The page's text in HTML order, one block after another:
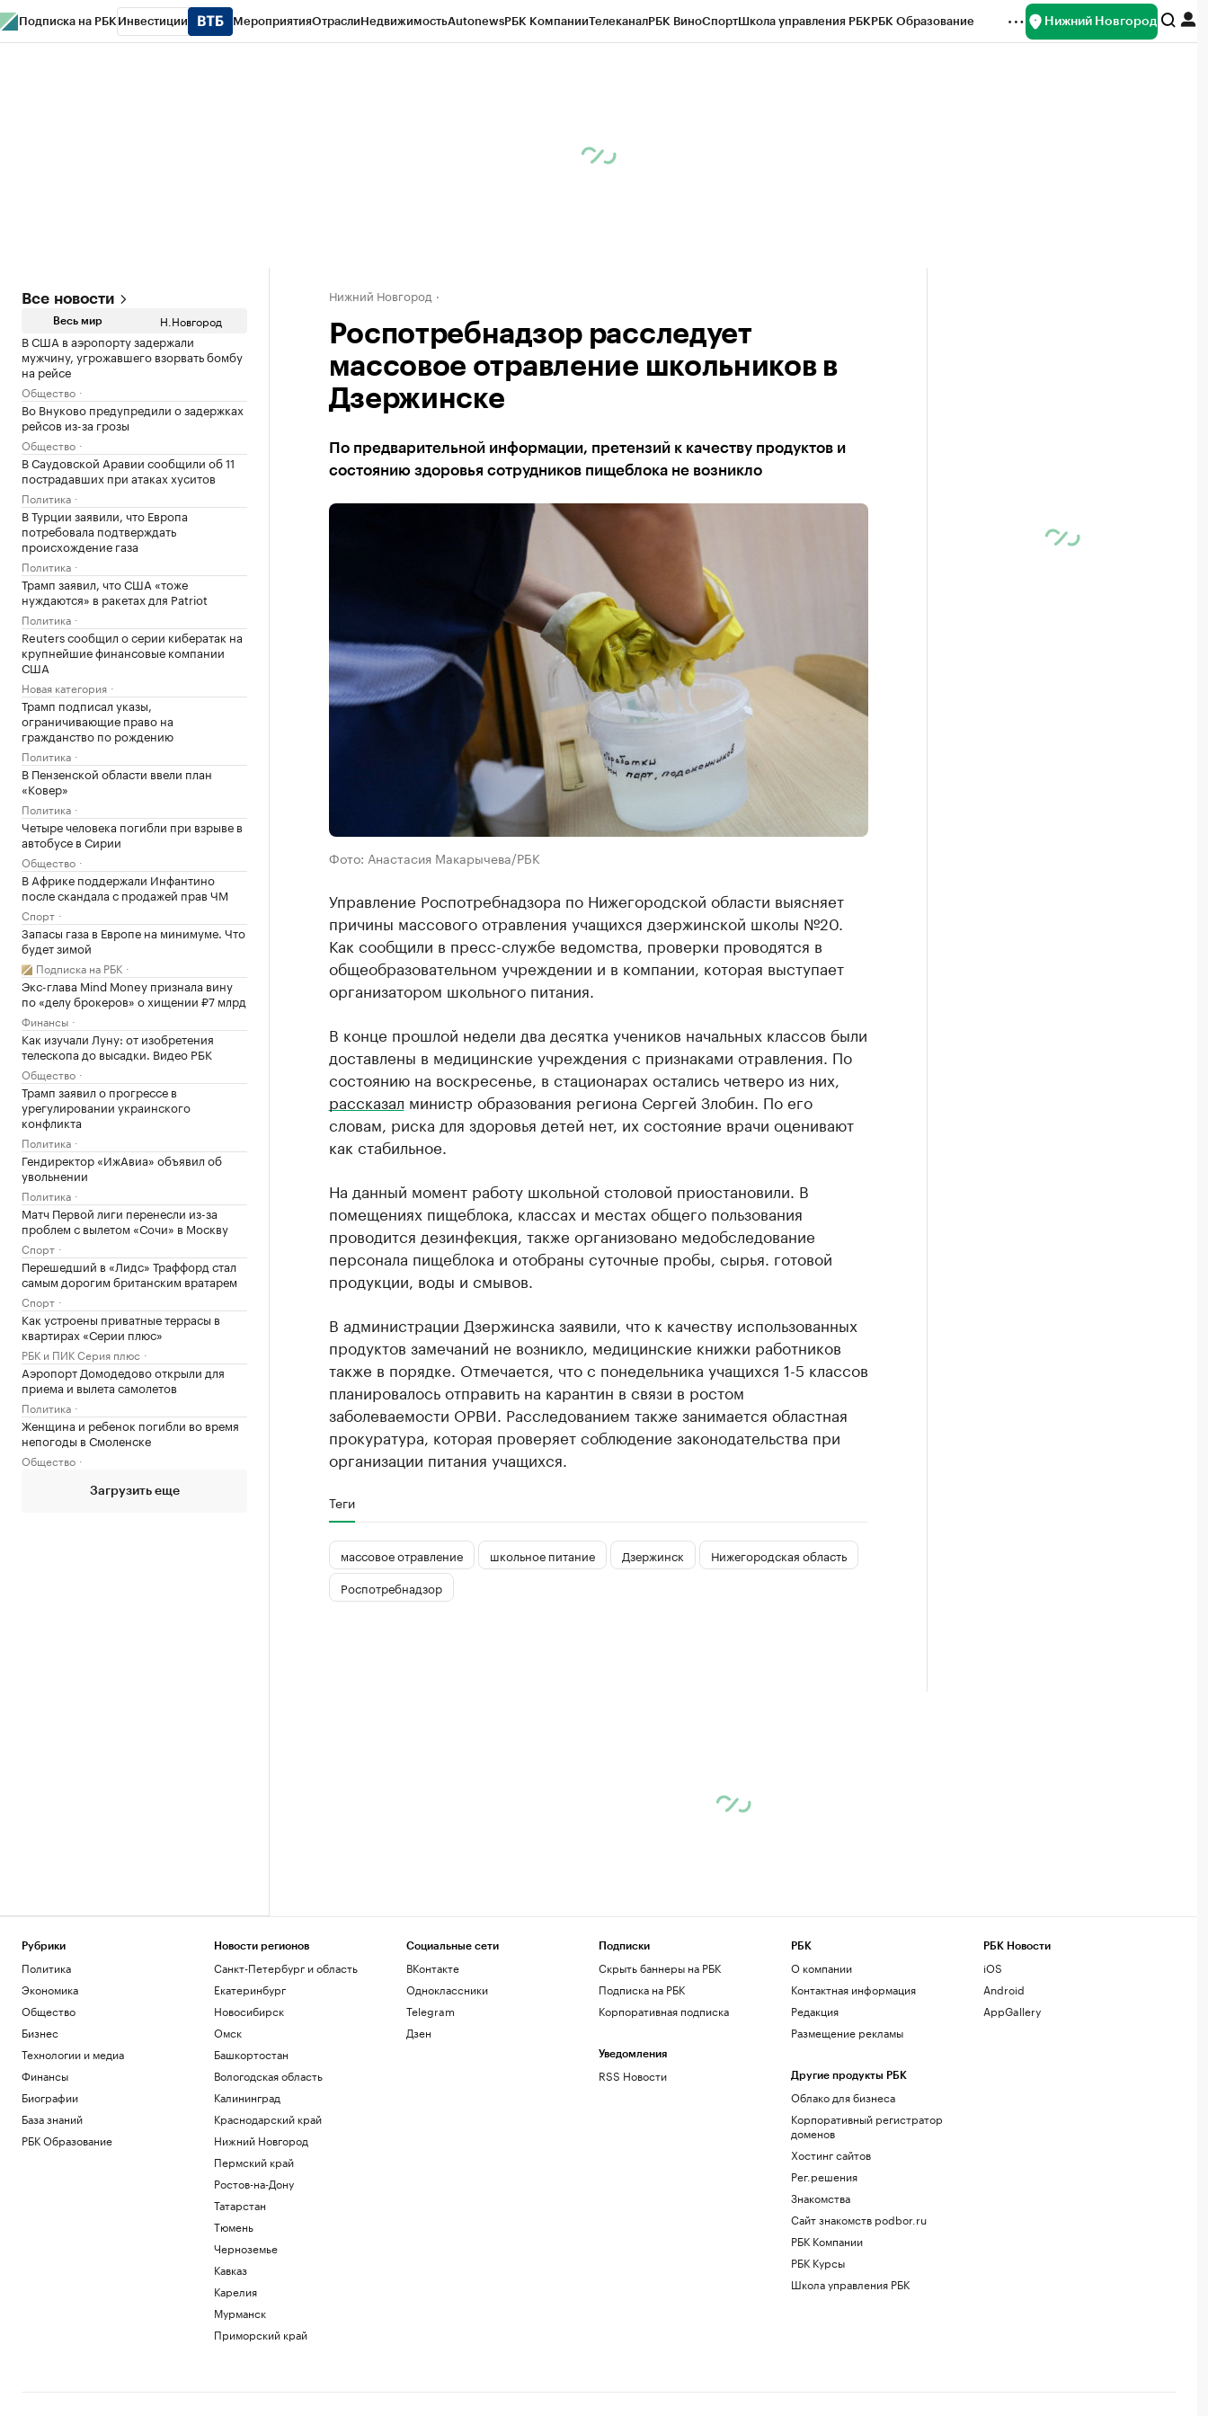
Подписка на РБК Инвестиции МероприятияОтраслиНедвижимостьAutonewsРБК КомпанииТелеканалРБК ВиноСпортШкола управления РБКРБК Образование Нижний Новгород
Все новости
Весь мир Н.Новгород
В США в аэропорту задержали
мужчину, угрожавшего взорвать бомбу
на рейсе
Общество
Во Внуково предупредили о задержках
рейсов из-за грозы
Общество
В Саудовской Аравии сообщили об 11
пострадавших при атаках хуситов
Политика
В Турции заявили, что Европа
потребовала подтверждать
происхождение газа
Политика
Трамп заявил, что США «тоже
нуждаются» в ракетах для Patriot
Политика
Reuters сообщил о серии кибератак на
крупнейшие финансовые компании
США
Новая категория
Трамп подписал указы,
ограничивающие право на
гражданство по рождению
Политика
В Пензенской области ввели план
«Ковер»
Политика
Четыре человека погибли при взрыве в
автобусе в Сирии
Общество
В Африке поддержали Инфантино
после скандала с продажей прав ЧМ
Спорт
Запасы газа в Европе на минимуме. Что
будет зимой
Подписка на РБК
Экс-глава Mind Money признала вину
по «делу брокеров» о хищении ₽7 млрд
Финансы
Как изучали Луну: от изобретения
телескопа до высадки. Видео РБК
Общество
Трамп заявил о прогрессе в
урегулировании украинского
конфликта
Политика
Гендиректор «ИжАвиа» объявил об
увольнении
Политика
Матч Первой лиги перенесли из-за
проблем с вылетом «Сочи» в Москву
Спорт
Перешедший в «Лидс» Траффорд стал
самым дорогим британским вратарем
Спорт
Как устроены приватные террасы в
квартирах «Серии плюс»
РБК и ПИК Серия плюс
Аэропорт Домодедово открыли для
приема и вылета самолетов
Политика
Женщина и ребенок погибли во время
непогоды в Смоленске
Общество
Загрузить еще
Нижний Новгород
Роспотребнадзор расследует
массовое отравление школьников в
Дзержинске
По предварительной информации, претензий к качеству продуктов и
состоянию здоровья сотрудников пищеблока не возникло
Фото: Анастасия Макарычева/РБК
Управление Роспотребнадзора по Нижегородской области выясняет
причины массового отравления учащихся дзержинской школы №20.
Как сообщили в пресс-службе ведомства, проверки проводятся в
общеобразовательном учреждении и в компании, которая выступает
организатором школьного питания.
В конце прошлой недели два десятка учеников начальных классов были
доставлены в медицинские учреждения с признаками отравления. По
состоянию на воскресенье, в стационарах остались четверо из них,
рассказал министр образования региона Сергей Злобин. По его
словам, риска для здоровья детей нет, их состояние врачи оценивают
как стабильное.
На данный момент работу школьной столовой приостановили. В
помещениях пищеблока, классах и местах общего пользования
проводится дезинфекция, также организовано медобследование
персонала пищеблока и отобраны суточные пробы, сырья. готовой
продукции, воды и смывов.
В администрации Дзержинска заявили, что к качеству использованных
продуктов замечаний не возникло, медицинские книжки работников
также в порядке. Отмечается, что с понедельника учащихся 1-5 классов
планировалось отправить на карантин в связи в ростом
заболеваемости ОРВИ. Расследованием также занимается областная
прокуратура, которая проверяет соблюдение законодательства при
организации питания учащихся.
Теги
массовое отравление школьное питание Дзержинск
Нижегородская область
Роспотребнадзор
Рубрики
Политика
Экономика
Общество
Бизнес
Технологии и медиа
Финансы
Биографии
База знаний
РБК Образование
Новости регионов
Санкт-Петербург и область
Екатеринбург
Новосибирск
Омск
Башкортостан
Вологодская область
Калининград
Краснодарский край
Нижний Новгород
Пермский край
Ростов-на-Дону
Татарстан
Тюмень
Черноземье
Кавказ
Карелия
Мурманск
Приморский край
Социальные сети
ВКонтакте
Одноклассники
Telegram
Дзен
Подписки
Скрыть баннеры на РБК
Подписка на РБК
Корпоративная подписка
Уведомления
RSS Новости
РБК
О компании
Контактная информация
Редакция
Размещение рекламы
Другие продукты РБК
Облако для бизнеса
Корпоративный регистратор
доменов
Хостинг сайтов
Рег.решения
Знакомства
Сайт знакомств podbor.ru
РБК Компании
РБК Курсы
Школа управления РБК
РБК Новости
iOS
Android
AppGallery